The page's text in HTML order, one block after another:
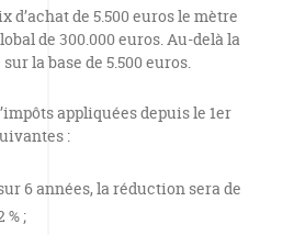
d’achat de 5.500 euros le mètre
de 300.000 euros. Au-delà la
la base de 5.500 euros.
appliquées depuis le 1er
:
6 années, la réduction sera de
% ;